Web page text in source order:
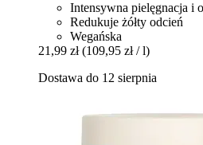
Intensywna pielęgnacja i
Redukuje żółty odcień
Wegańska
21,99 zł (109,95 zł / l)
Dostawa do 12 sierpnia